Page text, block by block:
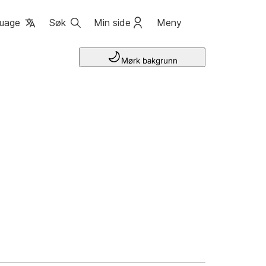
Søk Min side Meny
Mørk bakgrunn